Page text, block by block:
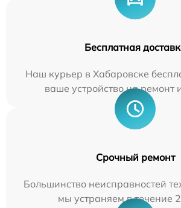
Бесплатная
Наш курьер в Хабаровске
ваше устройство на ремонт
Срочный ремонт
Большинство неисправностей
мы устраняем в течение